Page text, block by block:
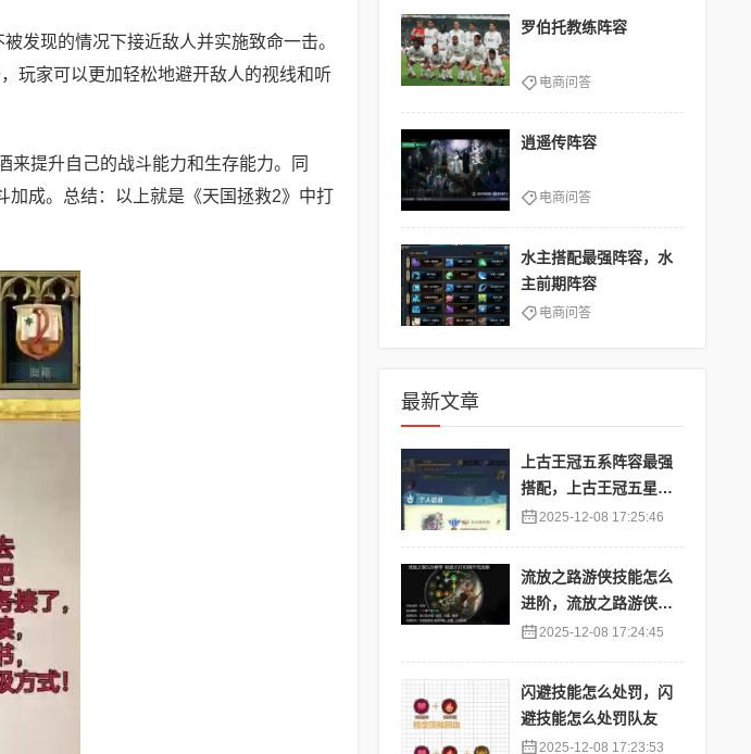
发现的情况下接近敌人并实施致命一击。
玩家可以更加轻松地避开敌人的视线和听
来提升自己的战斗能力和生存能力。同
加成。总结：以上就是《天国拯救2》中打
罗伯托教练阵容
电商问答
逍遥传阵容
电商问答
水主搭配最强阵容，水
主前期阵容
电商问答
最新文章
上古王冠五系阵容最强
搭配，上古王冠五星排
行 2025-12-08 17:25:46
流放之路游侠技能怎么
进阶，流放之路游侠技
能怎么进阶的
2025-12-08 17:24:45
闪避技能怎么处罚，闪
避技能怎么处罚队友
2025-12-08 17:23:53